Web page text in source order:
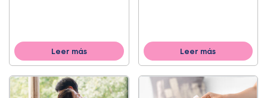
Leer más Leer más